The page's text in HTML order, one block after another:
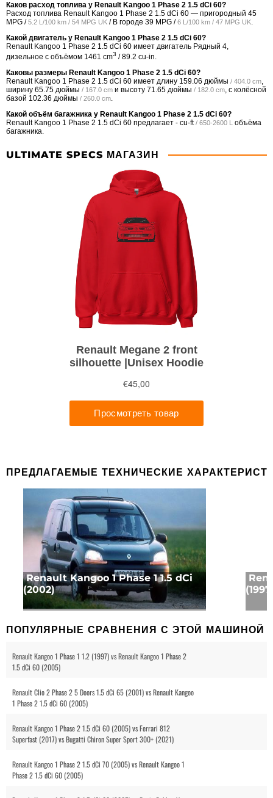
Каков расход топлива у Renault Kangoo 1 Phase 2 1.5 dCi 60?
Расход топлива Renault Kangoo 1 Phase 2 1.5 dCi 60 — пригородный 45
MPG /5.2 L/100 km / 54 MPG UK / В городе 39 MPG /6 L/100 km / 47 MPG UK.
Какой двигатель у Renault Kangoo 1 Phase 2 1.5 dCi 60?
Renault Kangoo 1 Phase 2 1.5 dCi 60 имеет двигатель Рядный 4,
дизельное с объёмом 1461 cm3 / 89.2 cu-in.
Каковы размеры Renault Kangoo 1 Phase 2 1.5 dCi 60?
Renault Kangoo 1 Phase 2 1.5 dCi 60 имеет длину 159.06 дюймы / 404.0 cm,
ширину 65.75 дюймы / 167.0 cm и высоту 71.65 дюймы / 182.0 cm, с колёсной
базой 102.36 дюймы / 260.0 cm.
Какой объём багажника у Renault Kangoo 1 Phase 2 1.5 dCi 60?
Renault Kangoo 1 Phase 2 1.5 dCi 60 предлагает - cu-ft / 650-2600 L объёма
багажника.
ULTIMATE SPECS МАГАЗИН
ПРЕДЛАГАЕМЫЕ ТЕХНИЧЕСКИЕ
Renault Kangoo 1 Phase 1 1.5 dCi
(2002)
ПОПУЛЯРНЫЕ СРАВНЕНИЯ С ЭТОЙ МАШИНОЙ
Renault Kangoo 1 Phase 1 1.2 (1997) vs Renault Kangoo 1 Phase 2
1.5 dCi 60 (2005)
Renault Clio 2 Phase 2 5 Doors 1.5 dCi 65 (2001) vs Renault Kangoo
1 Phase 2 1.5 dCi 60 (2005)
Renault Kangoo 1 Phase 2 1.5 dCi 60 (2005) vs Ferrari 812
Superfast (2017) vs Bugatti Chiron Super Sport 300+ (2021)
Renault Kangoo 1 Phase 2 1.5 dCi 70 (2005) vs Renault Kangoo 1
Phase 2 1.5 dCi 60 (2005)